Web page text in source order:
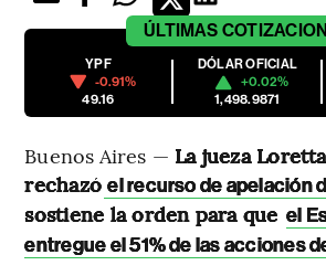
ÚLTIMAS
YPF
-0.91%
49.16
DÓLAR OFICIAL
+0.02%
1,498.9871
Buenos Aires — La jueza
rechazó el recurso de apelación
sostiene la orden para que el
entregue el 51% de las acciones